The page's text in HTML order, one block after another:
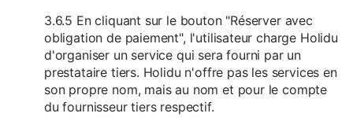
3.6.5 En cliquant sur le bouton "Réserver avec
obligation de paiement", l'utilisateur charge Holidu
d'organiser un service qui sera fourni par un
prestataire tiers. Holidu n'offre pas les services en
son propre nom, mais au nom et pour le compte
du fournisseur tiers respectif.